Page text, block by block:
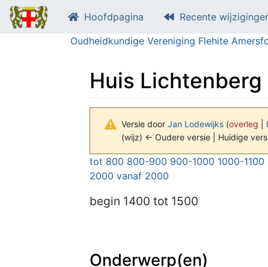
Hoofdpagina Recente
Oudheidkundige Vereniging Flehite
Huis
Versie door Jan Lodewijks (overleg
(wijz) ← Oudere versie | Huidige
Ga naar: navigatie ,zoeken
tot 800 800-900 900-1000 1000-1100
2000 vanaf 2000
begin 1400 tot 1500
Onderwerp(en)